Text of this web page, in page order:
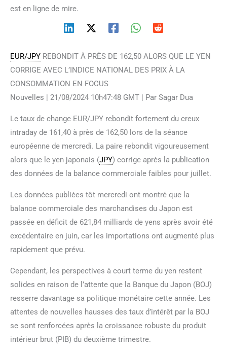
est en ligne de mire.
EUR/JPY REBONDIT À PRÈS DE 162,50 ALORS QUE LE YEN
CORRIGE AVEC L’INDICE NATIONAL DES PRIX À LA
CONSOMMATION EN FOCUS
Nouvelles | 21/08/2024 10h47:48 GMT | Par Sagar Dua
Le taux de change EUR/JPY rebondit fortement du creux
intraday de 161,40 à près de 162,50 lors de la séance
européenne de mercredi. La paire rebondit vigoureusement
alors que le yen japonais (JPY) corrige après la publication
des données de la balance commerciale faibles pour juillet.
Les données publiées tôt mercredi ont montré que la
balance commerciale des marchandises du Japon est
passée en déficit de 621,84 milliards de yens après avoir été
excédentaire en juin, car les importations ont augmenté plus
rapidement que prévu.
Cependant, les perspectives à court terme du yen restent
solides en raison de l’attente que la Banque du Japon (BOJ)
resserre davantage sa politique monétaire cette année. Les
attentes de nouvelles hausses des taux d’intérêt par la BOJ
se sont renforcées après la croissance robuste du produit
intérieur brut (PIB) du deuxième trimestre.